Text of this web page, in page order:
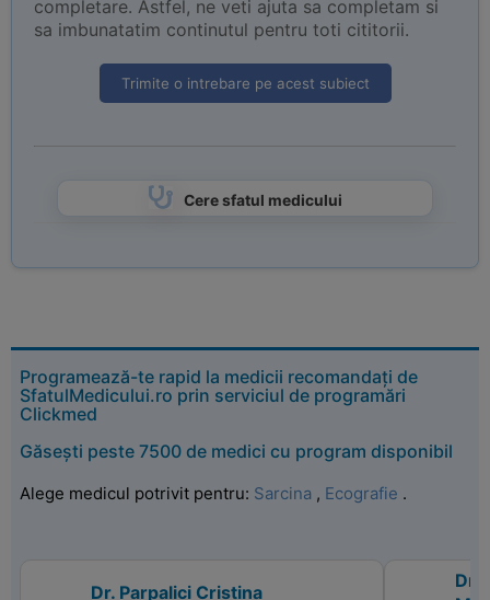
completare. Astfel, ne veti ajuta sa completam si
sa imbunatatim continutul pentru toti cititorii.
Trimite o intrebare pe acest subiect
Cere sfatul medicului
Programează-te rapid la medicii recomandați de
SfatulMedicului.ro prin serviciul de programări
Clickmed
Găsești peste 7500 de medici cu program disponibil
Alege medicul potrivit pentru: Sarcina , Ecografie .
Dr. Parpalici Cristina
Dr.